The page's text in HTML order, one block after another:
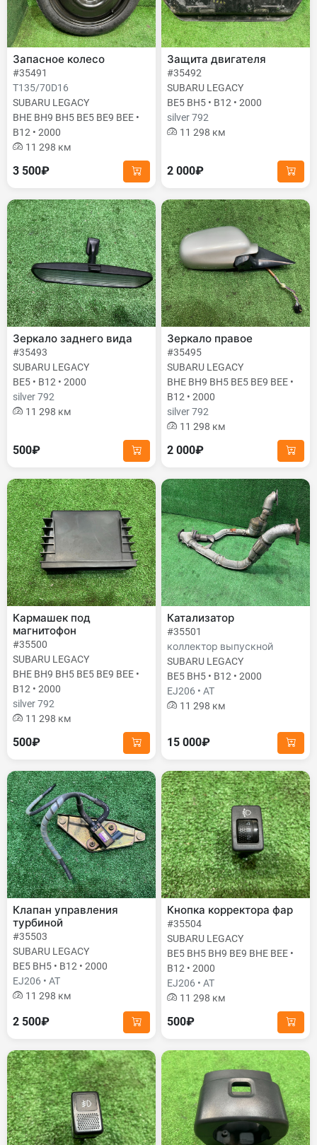
Запасное колесо
#35491
T135/70D16
SUBARU LEGACY
BHE BH9 BH5 BE5 BE9 BEE •
B12 • 2000
11 298 км
3 500₽
Защита двигателя
#35492
SUBARU LEGACY
BE5 BH5 • B12 • 2000
silver 792
11 298 км
2 000₽
Зеркало заднего вида
#35493
SUBARU LEGACY
BE5 • B12 • 2000
silver 792
11 298 км
500₽
Зеркало правое
#35495
SUBARU LEGACY
BHE BH9 BH5 BE5 BE9 BEE •
B12 • 2000
silver 792
11 298 км
2 000₽
Кармашек под
магнитофон
#35500
SUBARU LEGACY
BHE BH9 BH5 BE5 BE9 BEE •
B12 • 2000
silver 792
11 298 км
500₽
Катализатор
#35501
коллектор выпускной
SUBARU LEGACY
BE5 BH5 • B12 • 2000
EJ206 • AT
11 298 км
15 000₽
Клапан управления
турбиной
#35503
SUBARU LEGACY
BE5 BH5 • B12 • 2000
EJ206 • AT
11 298 км
2 500₽
Кнопка корректора фар
#35504
SUBARU LEGACY
BE5 BH5 BH9 BE9 BHE BEE •
B12 • 2000
EJ206 • AT
11 298 км
500₽